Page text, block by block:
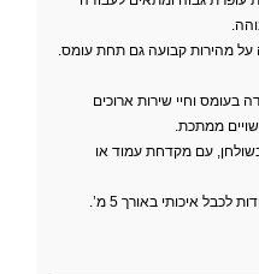
על מהירות קבועה גם תחת עומס.
וחיי שירות ארוכים
ממתכת.
עם מקדחת עמוד או
לכבל איכותי באורך 5 מ’.